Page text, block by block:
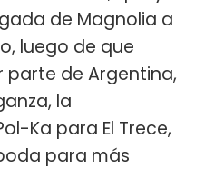
de Magnolia a
luego de que
de Argentina,
la
Ka para El Trece,
para más